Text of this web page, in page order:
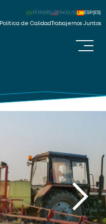
Política de CalidadTrabajemos Juntos
POR(BR) ING(US) ESP(ES)